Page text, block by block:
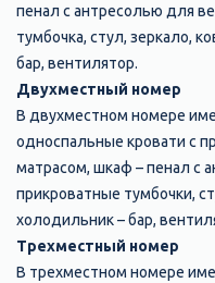
пенал с антресолью для
тумбочка, стул, зеркало,
бар, вентилятор.
Двухместный номер
В двухместном номере
односпальные кровати с
матрасом, шкаф – пенал с
прикроватные тумбочки,
холодильник – бар,
Трехместный номер
В трехместном номере